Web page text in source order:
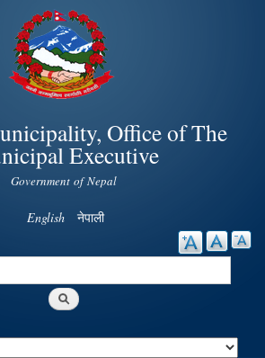
Skip to
main
content
Office of The
Executive
Government of Nepal
English नेपाली